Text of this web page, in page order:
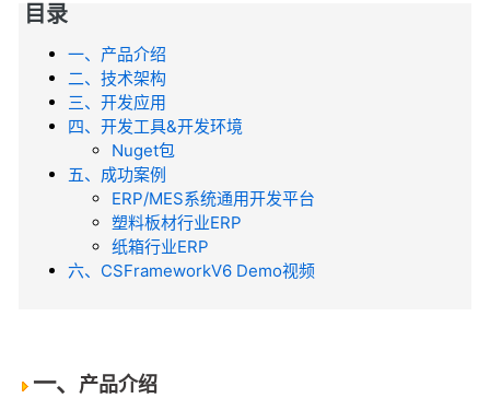
目录
一、产品介绍
二、技术架构
三、开发应用
四、开发工具&开发环境
Nuget包
五、成功案例
ERP/MES系统通用开发平台
塑料板材行业ERP
纸箱行业ERP
六、CSFrameworkV6 Demo视频
一、 产品介绍